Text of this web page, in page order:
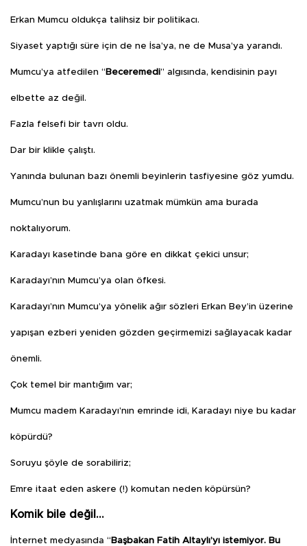
Erkan Mumcu oldukça talihsiz bir politikacı.
Siyaset yaptığı süre için de ne İsa’ya, ne de Musa’ya yarandı.
Mumcu’ya atfedilen “ Beceremedi” algısında, kendisinin payı
elbette az değil.
Fazla felsefi bir tavrı oldu.
Dar bir klikle çalıştı.
Yanında bulunan bazı önemli beyinlerin tasfiyesine göz yumdu.
Mumcu’nun bu yanlışlarını uzatmak mümkün ama burada
noktalıyorum.
Karadayı kasetinde bana göre en dikkat çekici unsur;
Karadayı’nın Mumcu’ya olan öfkesi.
Karadayı’nın Mumcu’ya yönelik ağır sözleri Erkan Bey’in üzerine
yapışan ezberi yeniden gözden geçirmemizi sağlayacak kadar
önemli.
Çok temel bir mantığım var;
Mumcu madem Karadayı’nın emrinde idi, Karadayı niye bu kadar
köpürdü?
Soruyu şöyle de sorabiliriz;
Emre itaat eden askere (!) komutan neden köpürsün?
Komik bile değil…
İnternet medyasında “ Başbakan Fatih Altaylı’yı istemiyor. Bu